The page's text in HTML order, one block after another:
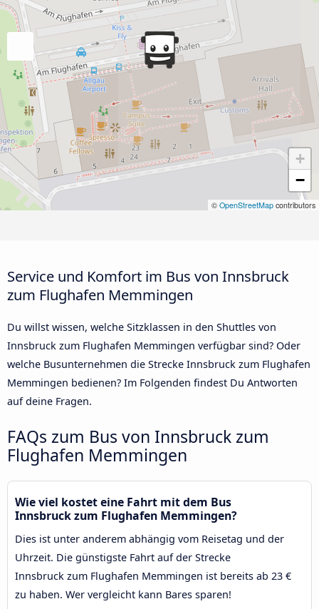
+
−
© OpenStreetMap contributors
Service und Komfort im Bus von Innsbruck
zum Flughafen Memmingen
Du willst wissen, welche Sitzklassen in den Shuttles von
Innsbruck zum Flughafen Memmingen verfügbar sind? Oder
welche Busunternehmen die Strecke Innsbruck zum Flughafen
Memmingen bedienen? Im Folgenden findest Du Antworten
auf deine Fragen.
FAQs zum Bus von Innsbruck zum
Flughafen Memmingen
Wie viel kostet eine Fahrt mit dem Bus
Innsbruck zum Flughafen Memmingen?
Dies ist unter anderem abhängig vom Reisetag und der
Uhrzeit. Die günstigste Fahrt auf der Strecke
Innsbruck zum Flughafen Memmingen ist bereits ab 23 €
zu haben. Wer vergleicht kann Bares sparen!